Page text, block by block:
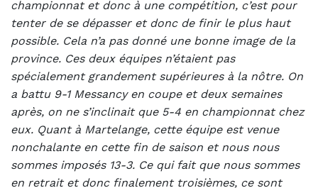
championnat et donc à une compétition, c’est pour
tenter de se dépasser et donc de finir le plus haut
possible. Cela n’a pas donné une bonne image de la
province. Ces deux équipes n’étaient pas
spécialement grandement supérieures à la nôtre. On
a battu 9-1 Messancy en coupe et deux semaines
après, on ne s’inclinait que 5-4 en championnat chez
eux. Quant à Martelange, cette équipe est venue
nonchalante en cette fin de saison et nous nous
sommes imposés 13-3. Ce qui fait que nous sommes
en retrait et donc finalement troisièmes, ce sont